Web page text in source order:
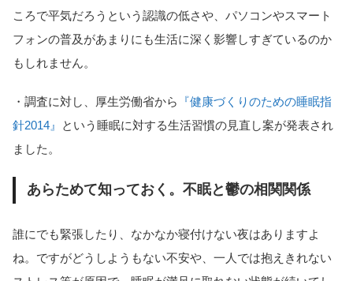
ころで平気だろうという認識の低さや、パソコンやスマート
フォンの普及があまりにも生活に深く影響しすぎているのか
もしれません。
・調査に対し、厚生労働省から
『健康づくりのための睡眠指
針2014』
という睡眠に対する生活習慣の見直し案が発表され
ました。
あらためて知っておく。不眠と鬱の相関関係
誰にでも緊張したり、なかなか寝付けない夜はありますよ
ね。ですがどうしようもない不安や、一人では抱えきれない